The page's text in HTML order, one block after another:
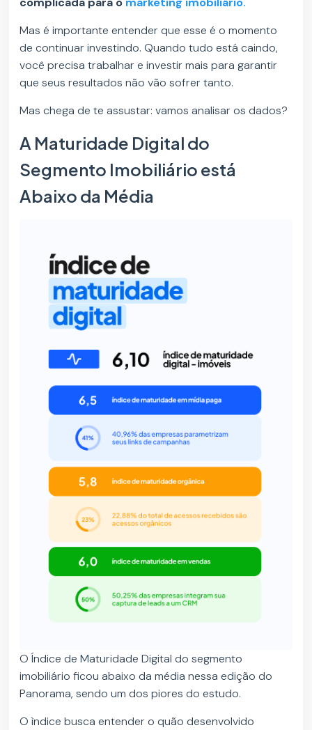
Mas é importante entender que esse é o momento
de continuar investindo. Quando tudo está caindo,
você precisa trabalhar e investir mais para garantir
que seus resultados não vão sofrer tanto.
Mas chega de te assustar: vamos analisar os dados?
A Maturidade Digital do
Segmento Imobiliário está
Abaixo da Média
O Índice de Maturidade Digital do segmento
imobiliário ficou abaixo da média nessa edição do
Panorama, sendo um dos piores do estudo.
O ìndice busca entender o quão desenvolvido